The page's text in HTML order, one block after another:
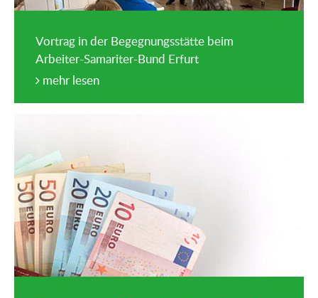
Vortrag in der Begegnungsstätte beim
Arbeiter-Samariter-Bund Erfurt
mehr lesen